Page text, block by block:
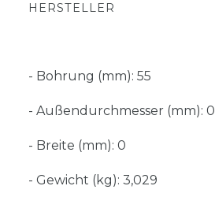
HERSTELLER
- Bohrung (mm): 55
- Außendurchmesser (mm): 0
- Breite (mm): 0
- Gewicht (kg): 3,029